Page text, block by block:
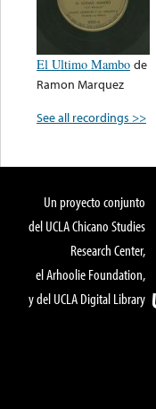
El Ultimo Mambo de
Ramon Marquez
See all recordings >>
Un proyecto conjunto
del UCLA Chicano Studies
Research Center,
el Arhoolie Foundation,
y del UCLA Digital Library